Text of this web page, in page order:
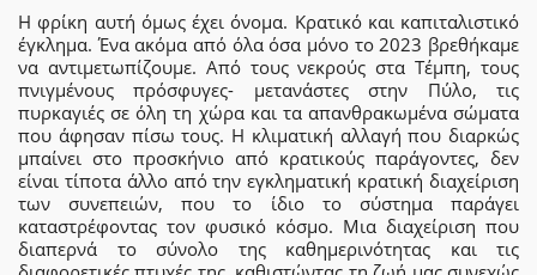
Η φρίκη αυτή όμως έχει όνομα. Κρατικό και καπιταλιστικό
έγκλημα. Ένα ακόμα από όλα όσα μόνο το 2023 βρεθήκαμε
να αντιμετωπίζουμε. Από τους νεκρούς στα Τέμπη, τους
πνιγμένους πρόσφυγες- μετανάστες στην Πύλο, τις
πυρκαγιές σε όλη τη χώρα και τα απανθρακωμένα σώματα
που άφησαν πίσω τους. Η κλιματική αλλαγή που διαρκώς
μπαίνει στο προσκήνιο από κρατικούς παράγοντες, δεν
είναι τίποτα άλλο από την εγκληματική κρατική διαχείριση
των συνεπειών, που το ίδιο το σύστημα παράγει
καταστρέφοντας τον φυσικό κόσμο. Μια διαχείριση που
διαπερνά το σύνολο της καθημερινότητας και τις